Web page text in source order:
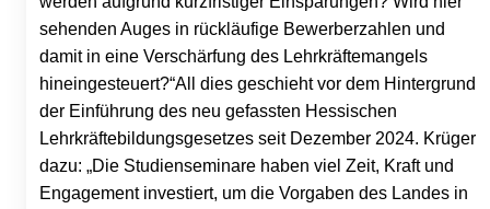
sehenden Auges in rückläufige Bewerberzahlen und
damit in eine Verschärfung des Lehrkräftemangels
hineingesteuert?“All dies geschieht vor dem Hintergrund
der Einführung des neu gefassten Hessischen
Lehrkräftebildungsgesetzes seit Dezember 2024. Krüger
dazu: „Die Studienseminare haben viel Zeit, Kraft und
Engagement investiert, um die Vorgaben des Landes in